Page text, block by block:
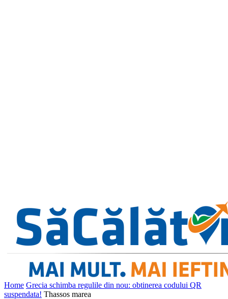
Home Grecia schimba regulile din nou: obtinerea codului QR
suspendata! Thassos marea